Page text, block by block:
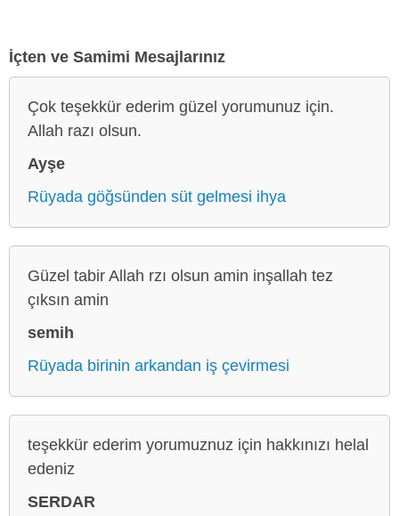
İçten ve Samimi Mesajlarınız
Çok teşekkür ederim güzel yorumunuz için.
Allah razı olsun.
Ayşe
Rüyada göğsünden süt gelmesi ihya
Güzel tabir Allah rzı olsun amin inşallah tez
çıksın amin
semih
Rüyada birinin arkandan iş çevirmesi
teşekkür ederim yorumuznuz için hakkınızı helal
edeniz
SERDAR